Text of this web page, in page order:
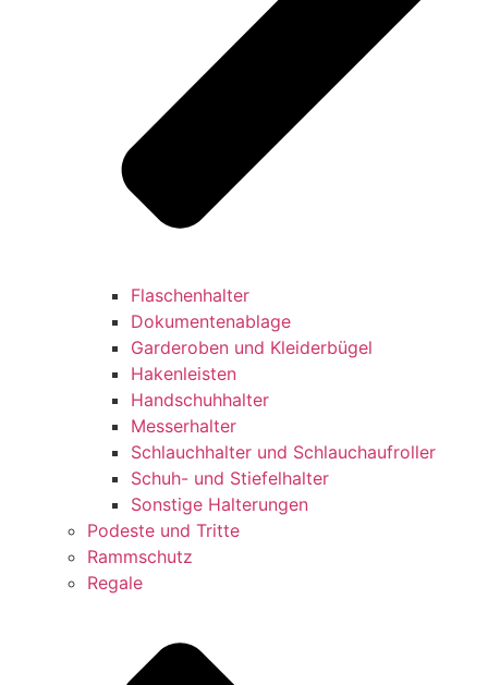
Flaschenhalter
Dokumentenablage
Garderoben und Kleiderbügel
Hakenleisten
Handschuhhalter
Messerhalter
Schlauchhalter und Schlauchaufroller
Schuh- und Stiefelhalter
Sonstige Halterungen
Podeste und Tritte
Rammschutz
Regale